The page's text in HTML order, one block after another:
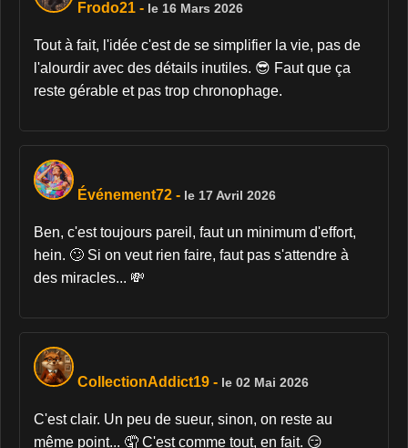
Frodo21 - le 16 Mars 2026
Tout à fait, l'idée c'est de se simplifier la vie, pas de
l'alourdir avec des détails inutiles. 😎 Faut que ça
reste gérable et pas trop chronophage.
Événement72 - le 17 Avril 2026
Ben, c'est toujours pareil, faut un minimum d'effort,
hein. 🙄 Si on veut rien faire, faut pas s'attendre à
des miracles... 💸
CollectionAddict19 - le 02 Mai 2026
C'est clair. Un peu de sueur, sinon, on reste au
même point... 🤦 C'est comme tout, en fait. 😏